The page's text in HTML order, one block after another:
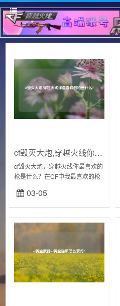
cf毁灭大炮,穿越火线你最喜欢的枪是什么?
cf毁灭大炮，穿越火线你最喜欢的
枪是什么？在CF中我最喜欢的枪
说可能是一种情怀吧，火麒麟作
为最早一批的英雄级武器，它对
03-05